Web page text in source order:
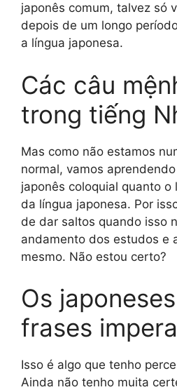
japonês comum, talvez só
depois de um longo
a língua japonesa.
Các câu
trong tiếng
Mas como não estamos
normal, vamos
japonês coloquial quanto o
da língua japonesa. Por
de dar saltos quando isso
andamento dos estudos e
mesmo. Não estou certo?
Os
frases
Isso é algo que tenho
Ainda não tenho muita